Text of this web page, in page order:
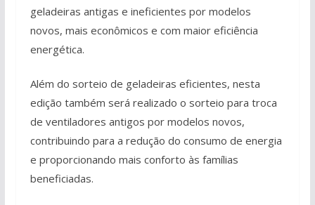
geladeiras antigas e ineficientes por modelos
novos, mais econômicos e com maior eficiência
energética.
Além do sorteio de geladeiras eficientes, nesta
edição também será realizado o sorteio para troca
de ventiladores antigos por modelos novos,
contribuindo para a redução do consumo de energia
e proporcionando mais conforto às famílias
beneficiadas.